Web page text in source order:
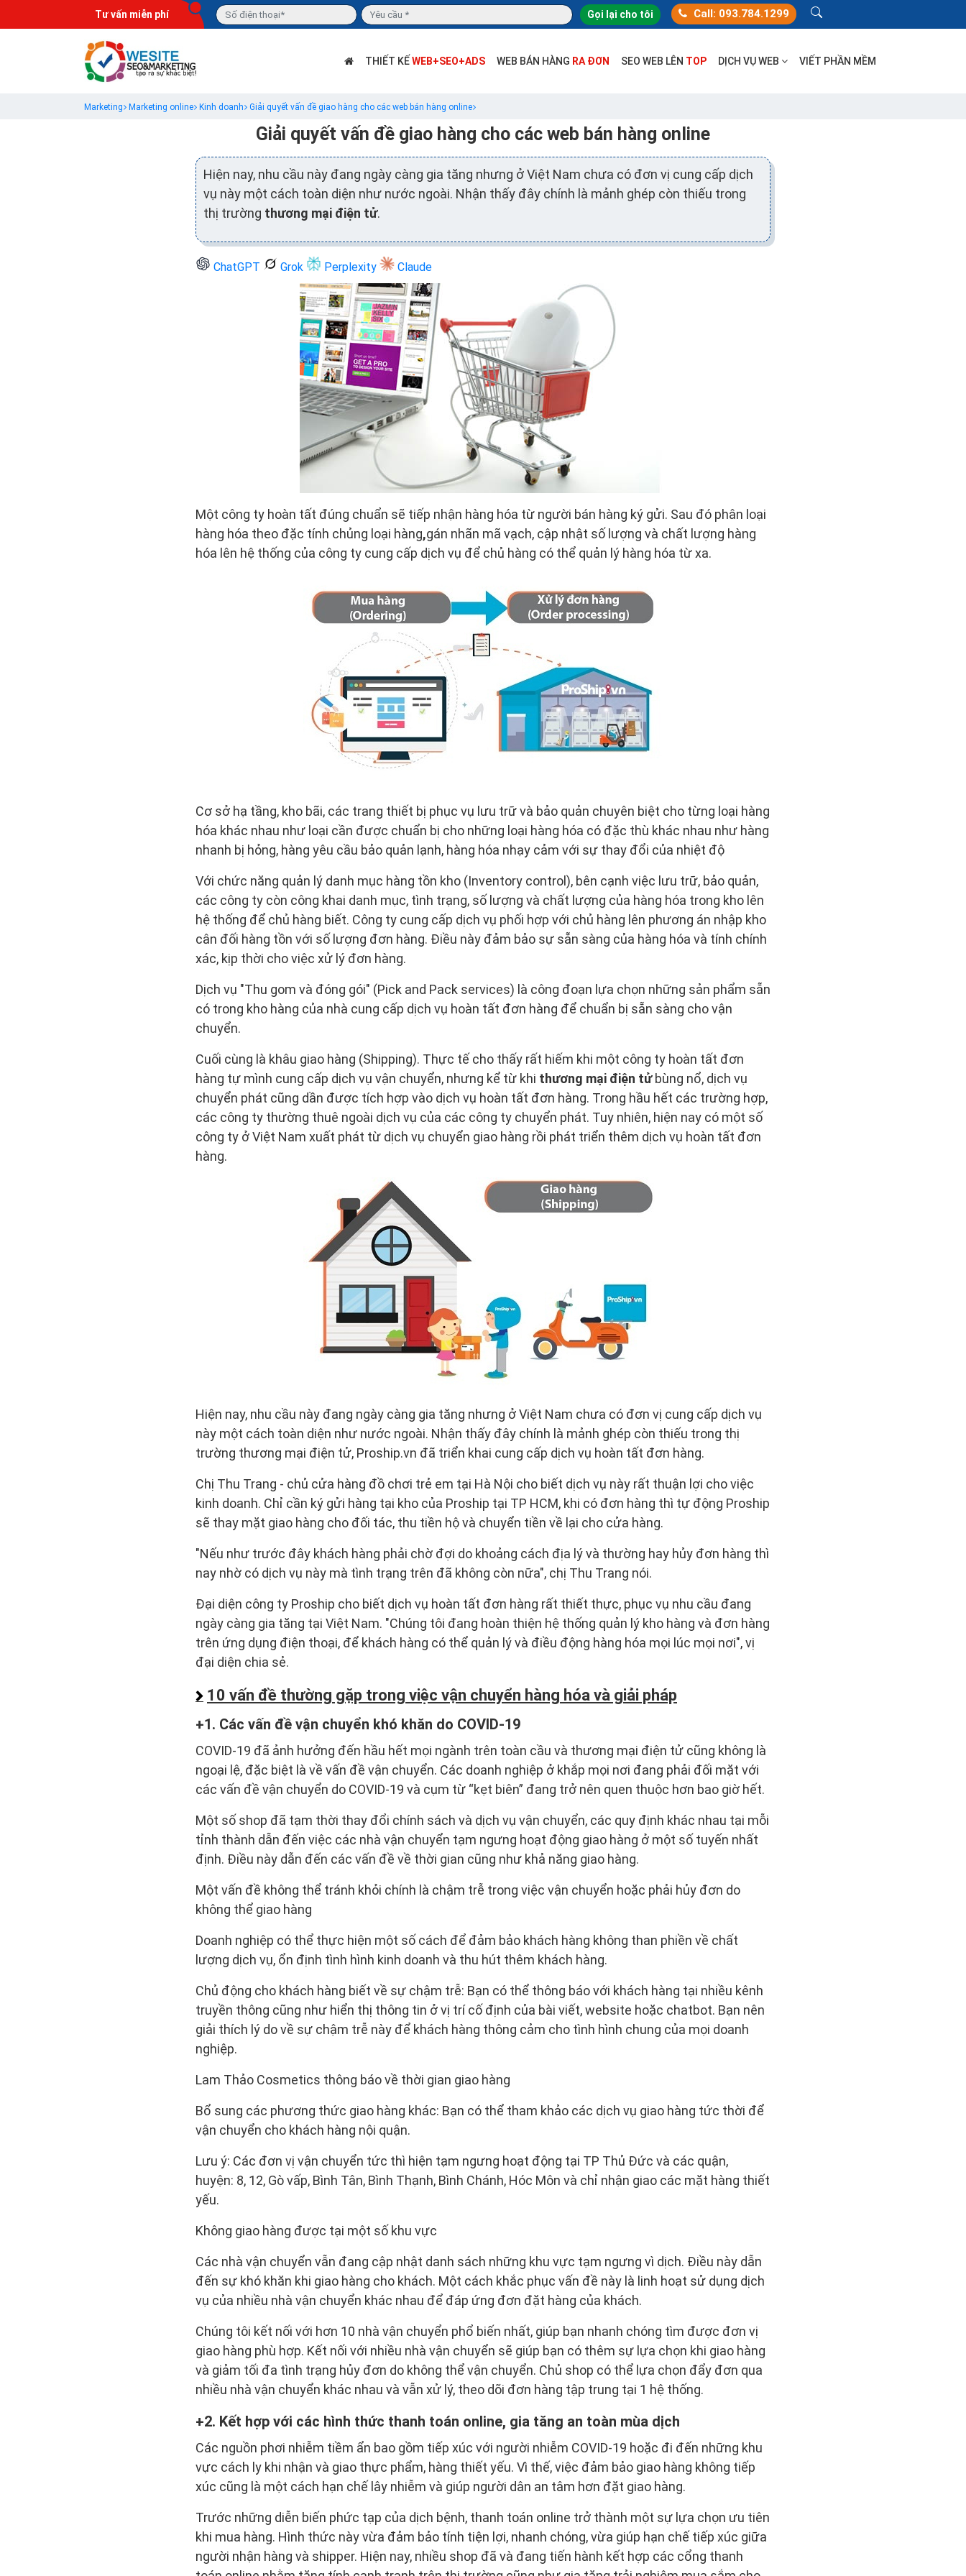
Tư vấn miễn phí Gọi lại cho tôi Call: 093.784.1299
THIẾT KẾWEB+SEO+ADS WEB BÁN HÀNG RA ĐƠN SEO WEB LÊN TOP DỊCH VỤ WEB VIẾT PHẦN MỀM
Marketing Marketing online Kinh doanh Giải quyết vấn đề giao hàng cho các web bán hàng online
Giải quyết vấn đề giao hàng cho các web bán hàng online
Hiện nay, nhu cầu này đang ngày càng gia tăng nhưng ở Việt Nam chưa có đơn vị cung cấp dịch
vụ này một cách toàn diện như nước ngoài. Nhận thấy đây chính là mảnh ghép còn thiếu trong
thị trường thương mại điện tử.
ChatGPT Grok Perplexity Claude
Một công ty hoàn tất đúng chuẩn sẽ tiếp nhận hàng hóa từ người bán hàng ký gửi. Sau đó phân loại
hàng hóa theo đặc tính chủng loại hàng,gán nhãn mã vạch, cập nhật số lượng và chất lượng hàng
hóa lên hệ thống của công ty cung cấp dịch vụ để chủ hàng có thể quản lý hàng hóa từ xa.
Cơ sở hạ tầng, kho bãi, các trang thiết bị phục vụ lưu trữ và bảo quản chuyên biệt cho từng loại hàng
hóa khác nhau như loại cần được chuẩn bị cho những loại hàng hóa có đặc thù khác nhau như hàng
nhanh bị hỏng, hàng yêu cầu bảo quản lạnh, hàng hóa nhạy cảm với sự thay đổi của nhiệt độ
Với chức năng quản lý danh mục hàng tồn kho (Inventory control), bên cạnh việc lưu trữ, bảo quản,
các công ty còn công khai danh mục, tình trạng, số lượng và chất lượng của hàng hóa trong kho lên
hệ thống để chủ hàng biết. Công ty cung cấp dịch vụ phối hợp với chủ hàng lên phương án nhập kho
cân đối hàng tồn với số lượng đơn hàng. Điều này đảm bảo sự sẵn sàng của hàng hóa và tính chính
xác, kịp thời cho việc xử lý đơn hàng.
Dịch vụ "Thu gom và đóng gói" (Pick and Pack services) là công đoạn lựa chọn những sản phẩm sẵn
có trong kho hàng của nhà cung cấp dịch vụ hoàn tất đơn hàng để chuẩn bị sẵn sàng cho vận
chuyển.
Cuối cùng là khâu giao hàng (Shipping). Thực tế cho thấy rất hiếm khi một công ty hoàn tất đơn
hàng tự mình cung cấp dịch vụ vận chuyển, nhưng kể từ khi thương mại điện tửbùng nổ, dịch vụ
chuyển phát cũng dần được tích hợp vào dịch vụ hoàn tất đơn hàng. Trong hầu hết các trường hợp,
các công ty thường thuê ngoài dịch vụ của các công ty chuyển phát. Tuy nhiên, hiện nay có một số
công ty ở Việt Nam xuất phát từ dịch vụ chuyển giao hàng rồi phát triển thêm dịch vụ hoàn tất đơn
hàng.
Hiện nay, nhu cầu này đang ngày càng gia tăng nhưng ở Việt Nam chưa có đơn vị cung cấp dịch vụ
này một cách toàn diện như nước ngoài. Nhận thấy đây chính là mảnh ghép còn thiếu trong thị
trường thương mại điện tử, Proship.vn đã triển khai cung cấp dịch vụ hoàn tất đơn hàng.
Chị Thu Trang - chủ cửa hàng đồ chơi trẻ em tại Hà Nội cho biết dịch vụ này rất thuận lợi cho việc
kinh doanh. Chỉ cần ký gửi hàng tại kho của Proship tại TP HCM, khi có đơn hàng thì tự động Proship
sẽ thay mặt giao hàng cho đối tác, thu tiền hộ và chuyển tiền về lại cho cửa hàng.
"Nếu như trước đây khách hàng phải chờ đợi do khoảng cách địa lý và thường hay hủy đơn hàng thì
nay nhờ có dịch vụ này mà tình trạng trên đã không còn nữa", chị Thu Trang nói.
Đại diện công ty Proship cho biết dịch vụ hoàn tất đơn hàng rất thiết thực, phục vụ nhu cầu đang
ngày càng gia tăng tại Việt Nam. "Chúng tôi đang hoàn thiện hệ thống quản lý kho hàng và đơn hàng
trên ứng dụng điện thoại, để khách hàng có thể quản lý và điều động hàng hóa mọi lúc mọi nơi", vị
đại diện chia sẻ.
10 vấn đề thường gặp trong việc vận chuyển hàng hóa và giải pháp
1. Các vấn đề vận chuyển khó khăn do COVID-19
COVID-19 đã ảnh hưởng đến hầu hết mọi ngành trên toàn cầu và thương mại điện tử cũng không là
ngoại lệ, đặc biệt là về vấn đề vận chuyển. Các doanh nghiệp ở khắp mọi nơi đang phải đối mặt với
các vấn đề vận chuyển do COVID-19 và cụm từ “kẹt biên” đang trở nên quen thuộc hơn bao giờ hết.
Một số shop đã tạm thời thay đổi chính sách và dịch vụ vận chuyển, các quy định khác nhau tại mỗi
tỉnh thành dẫn đến việc các nhà vận chuyển tạm ngưng hoạt động giao hàng ở một số tuyến nhất
định. Điều này dẫn đến các vấn đề về thời gian cũng như khả năng giao hàng.
Một vấn đề không thể tránh khỏi chính là chậm trễ trong việc vận chuyển hoặc phải hủy đơn do
không thể giao hàng
Doanh nghiệp có thể thực hiện một số cách để đảm bảo khách hàng không than phiền về chất
lượng dịch vụ, ổn định tình hình kinh doanh và thu hút thêm khách hàng.
Chủ động cho khách hàng biết về sự chậm trễ: Bạn có thể thông báo với khách hàng tại nhiều kênh
truyền thông cũng như hiển thị thông tin ở vị trí cố định của bài viết, website hoặc chatbot. Bạn nên
giải thích lý do về sự chậm trễ này để khách hàng thông cảm cho tình hình chung của mọi doanh
nghiệp.
Lam Thảo Cosmetics thông báo về thời gian giao hàng
Bổ sung các phương thức giao hàng khác: Bạn có thể tham khảo các dịch vụ giao hàng tức thời để
vận chuyển cho khách hàng nội quận.
Lưu ý: Các đơn vị vận chuyển tức thì hiện tạm ngưng hoạt động tại TP Thủ Đức và các quận,
huyện: 8, 12, Gò vấp, Bình Tân, Bình Thạnh, Bình Chánh, Hóc Môn và chỉ nhận giao các mặt hàng thiết
yếu.
Không giao hàng được tại một số khu vực
Các nhà vận chuyển vẫn đang cập nhật danh sách những khu vực tạm ngưng vì dịch. Điều này dẫn
đến sự khó khăn khi giao hàng cho khách. Một cách khắc phục vấn đề này là linh hoạt sử dụng dịch
vụ của nhiều nhà vận chuyển khác nhau để đáp ứng đơn đặt hàng của khách.
Chúng tôi kết nối với hơn 10 nhà vận chuyển phổ biến nhất, giúp bạn nhanh chóng tìm được đơn vị
giao hàng phù hợp. Kết nối với nhiều nhà vận chuyển sẽ giúp bạn có thêm sự lựa chọn khi giao hàng
và giảm tối đa tình trạng hủy đơn do không thể vận chuyển. Chủ shop có thể lựa chọn đẩy đơn qua
nhiều nhà vận chuyển khác nhau và vẫn xử lý, theo dõi đơn hàng tập trung tại 1 hệ thống.
2. Kết hợp với các hình thức thanh toán online, gia tăng an toàn mùa dịch
Các nguồn phơi nhiễm tiềm ẩn bao gồm tiếp xúc với người nhiễm COVID-19 hoặc đi đến những khu
vực cách ly khi nhận và giao thực phẩm, hàng thiết yếu. Vì thế, việc đảm bảo giao hàng không tiếp
xúc cũng là một cách hạn chế lây nhiễm và giúp người dân an tâm hơn đặt giao hàng.
Trước những diễn biến phức tạp của dịch bệnh, thanh toán online trở thành một sự lựa chọn ưu tiên
khi mua hàng. Hình thức này vừa đảm bảo tính tiện lợi, nhanh chóng, vừa giúp hạn chế tiếp xúc giữa
người nhận hàng và shipper. Hiện nay, nhiều shop đã và đang tiến hành kết hợp các cổng thanh